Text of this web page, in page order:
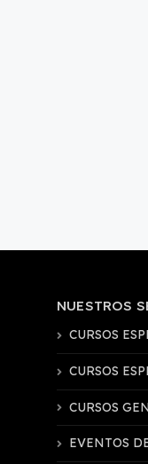
NUESTROS
CURSOS
CURSOS
CURSOS
EVENTOS